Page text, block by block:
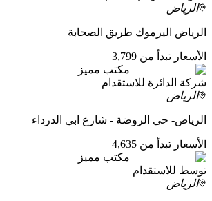
الرياض
الرياض اليرموك طريق الصحابة
الأسعار تبدأ من 3,799
مكتب مميز
شركة الدائرة للاستقدام
الرياض
الرياض- حي الروضة - شارع ابي الدرداء
الأسعار تبدأ من 4,635
مكتب مميز
توسط للاستقدام
الرياض